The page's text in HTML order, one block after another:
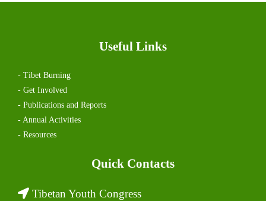
Useful Links
- Tibet Burning
- Get Involved
- Publications and Reports
- Annual Activities
- Resources
Quick Contacts
Tibetan Youth Congress